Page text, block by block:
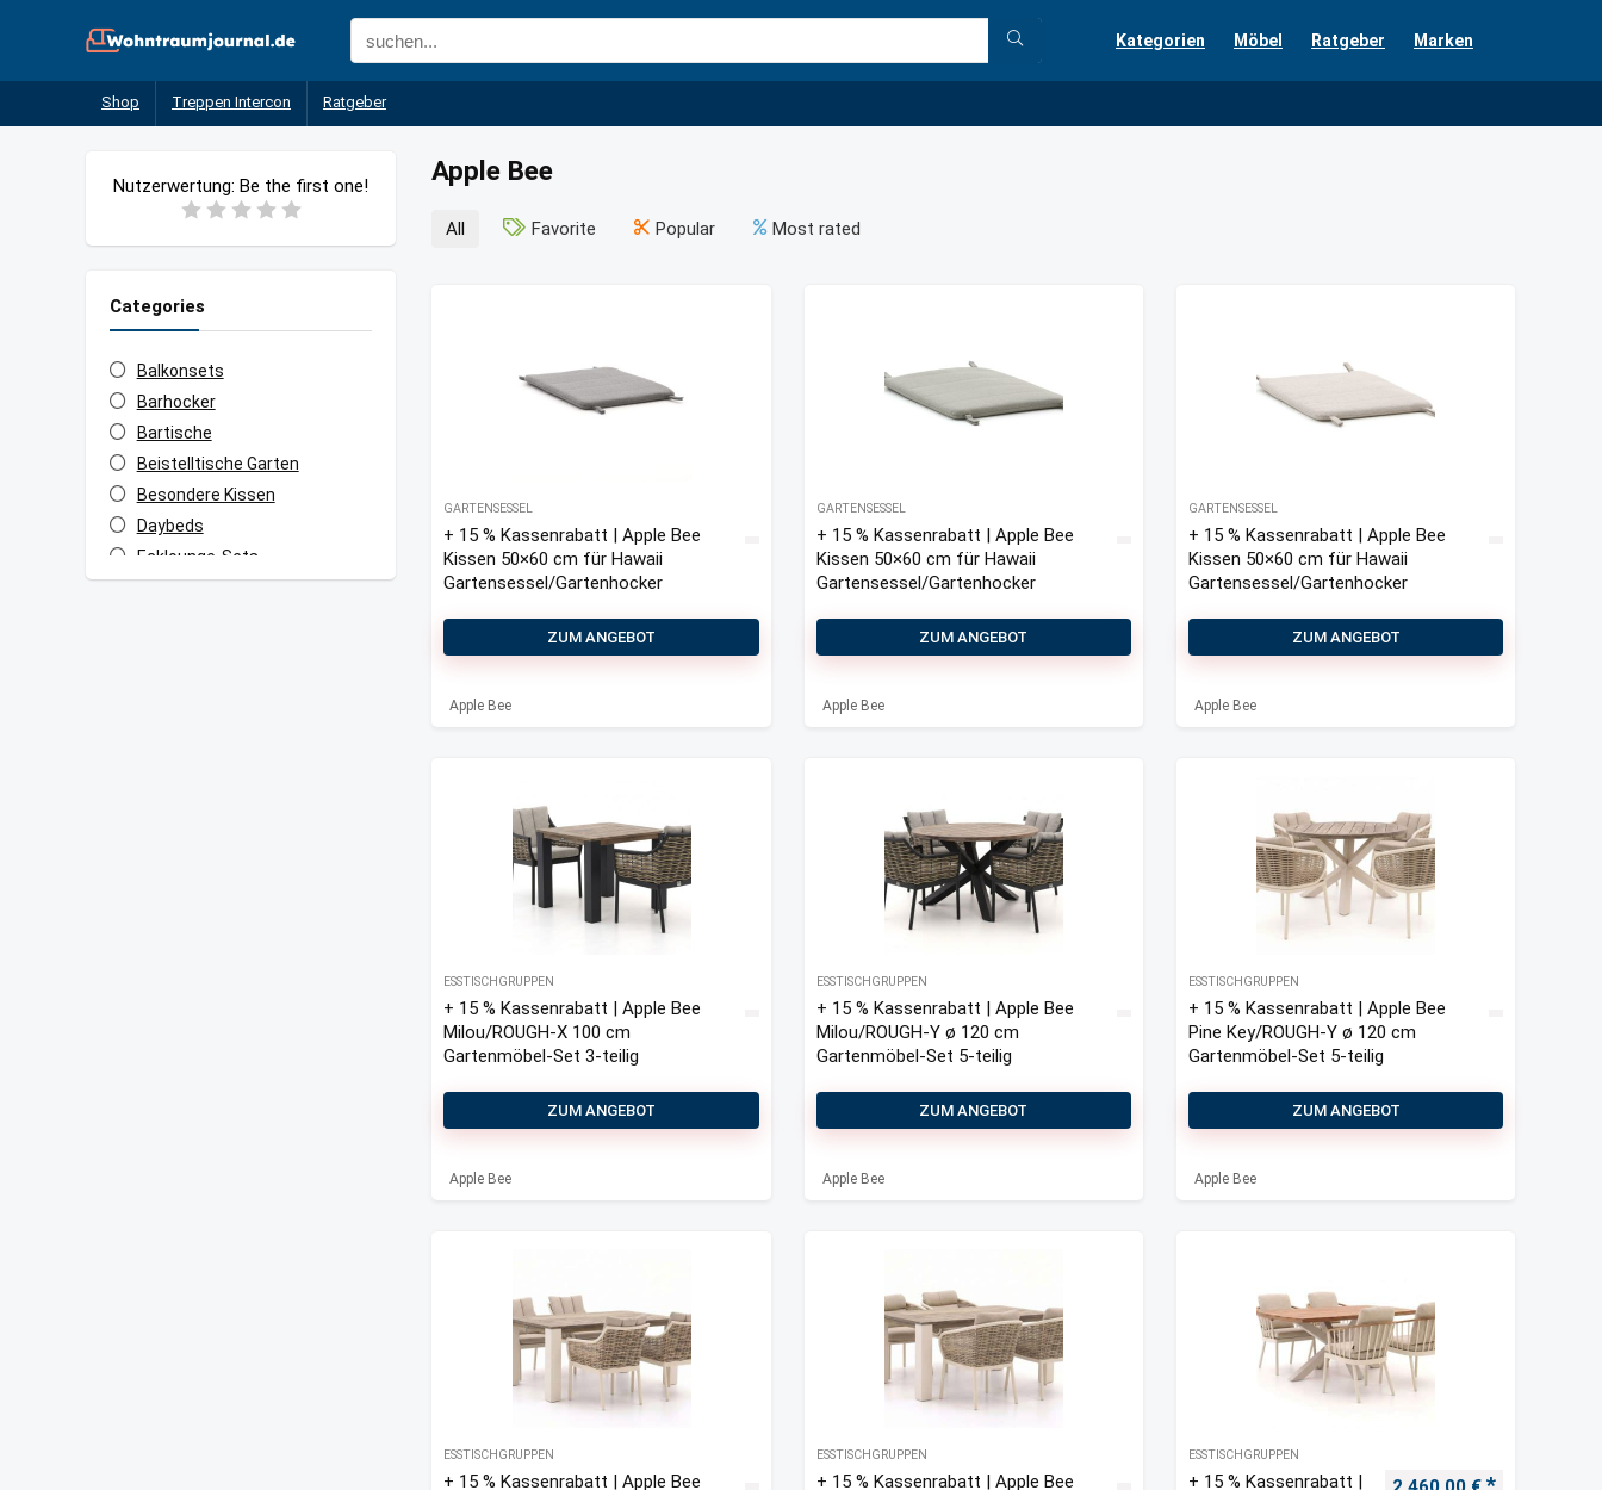
Kategorien Möbel Ratgeber Marken
Shop Treppen Intercon Ratgeber
Apple Bee
Nutzerwertung: Be the first one!
Categories
Balkonsets
Barhocker
Bartische
Beistelltische Garten
Besondere Kissen
Daybeds
Ecklounge-Sets
All Favorite Popular Most rated
GARTENSESSEL
+ 15 % Kassenrabatt | Apple Bee
Kissen 50×60 cm für Hawaii
Gartensessel/Gartenhocker
ZUM ANGEBOT
Apple Bee
GARTENSESSEL
+ 15 % Kassenrabatt | Apple Bee
Kissen 50×60 cm für Hawaii
Gartensessel/Gartenhocker
ZUM ANGEBOT
Apple Bee
GARTENSESSEL
+ 15 % Kassenrabatt | Apple Bee
Kissen 50×60 cm für Hawaii
Gartensessel/Gartenhocker
ZUM ANGEBOT
Apple Bee
ESSTISCHGRUPPEN
+ 15 % Kassenrabatt | Apple Bee
Milou/ROUGH-X 100 cm
Gartenmöbel-Set 3-teilig
ZUM ANGEBOT
Apple Bee
ESSTISCHGRUPPEN
+ 15 % Kassenrabatt | Apple Bee
Milou/ROUGH-Y ø 120 cm
Gartenmöbel-Set 5-teilig
ZUM ANGEBOT
Apple Bee
ESSTISCHGRUPPEN
+ 15 % Kassenrabatt | Apple Bee
Pine Key/ROUGH-Y ø 120 cm
Gartenmöbel-Set 5-teilig
ZUM ANGEBOT
Apple Bee
ESSTISCHGRUPPEN
+ 15 % Kassenrabatt | Apple Bee
ESSTISCHGRUPPEN
+ 15 % Kassenrabatt | Apple Bee
ESSTISCHGRUPPEN
+ 15 % Kassenrabatt |
Ursprünglicher Preis
Aktueller